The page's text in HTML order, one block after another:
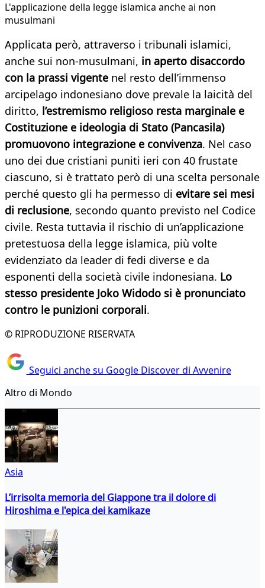
L'applicazione della legge islamica anche ai non
musulmani
Applicata però, attraverso i tribunali islamici,
anche sui non-musulmani, in aperto disaccordo
con la prassi vigente nel resto dell’immenso
arcipelago indonesiano dove prevale la laicità del
diritto, l’estremismo religioso resta marginale e
Costituzione e ideologia di Stato (Pancasila)
promuovono integrazione e convivenza. Nel caso
uno dei due cristiani puniti ieri con 40 frustate
ciascuno, si è trattato però di una scelta personale
perché questo gli ha permesso di evitare sei mesi
di reclusione, secondo quanto previsto nel Codice
civile. Resta tuttavia il rischio di un’applicazione
pretestuosa della legge islamica, più volte
evidenziato da leader di fedi diverse e da
esponenti della società civile indonesiana. Lo
stesso presidente Joko Widodo si è pronunciato
contro le punizioni corporali.
© RIPRODUZIONE RISERVATA
Seguici anche su Google Discover di Avvenire
Altro di Mondo
Asia
L’irrisolta memoria del Giappone tra il dolore di
Hiroshima e l'epica dei kamikaze